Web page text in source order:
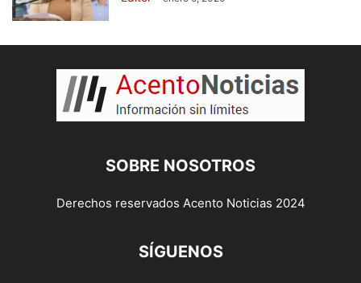
SOBRE NOSOTROS
Derechos reservados Acento Noticias 2024
SÍGUENOS